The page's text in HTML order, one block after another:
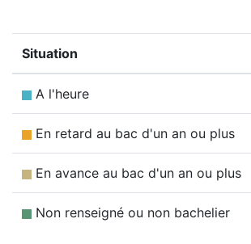
Situation
A l'heure
En retard au bac d'un an ou plus
En avance au bac d'un an ou plus
Non renseigné ou non bachelier